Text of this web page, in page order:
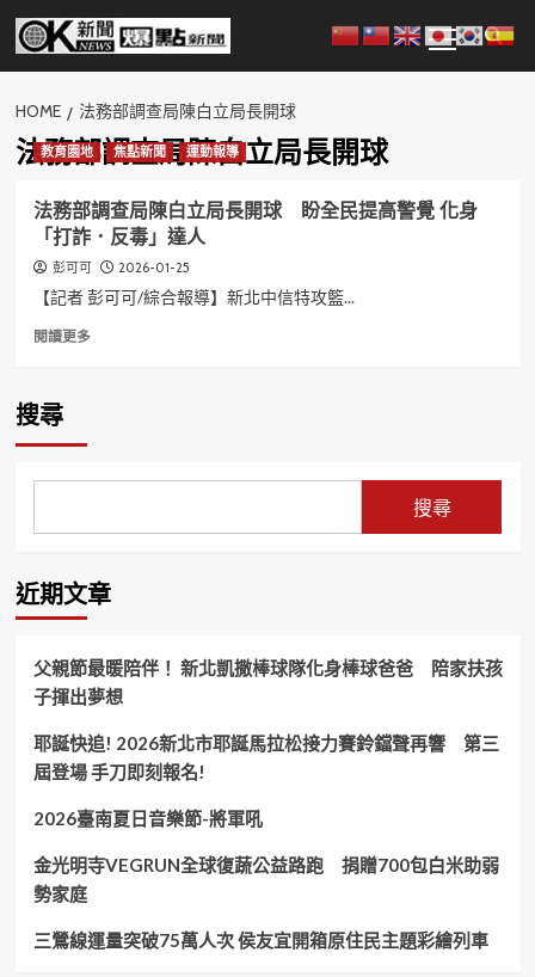
Skip
content
Menu
HOME 法務部調查局陳白立局長開球
法務部調查局陳白立局長開球
教育園地 焦點新聞 運動報導
法務部調查局陳白立局長開球 盼全民提高警覺 化身
「打詐．反毒」達人
彭可可 2026-01-25
【記者 彭可可/綜合報導】新北中信特攻籃...
閱讀更多Read
陳
立
局
球
盼
民
提
高
警
覺
化
身
反
搜尋
搜尋
近期文章
父親節最暖陪伴！ 新北凱撒棒球隊化身棒球爸爸 陪家扶孩
子揮出夢想
耶誕快追! 2026新北市耶誕馬拉松接力賽鈴鐺聲再響 第三
屆登場 手刀即刻報名!
2026臺南夏日音樂節-將軍吼
金光明寺VEGRUN全球復蔬公益路跑 捐贈700包白米助弱
勢家庭
三鶯線運量突破75萬人次 侯友宜開箱原住民主題彩繪列車